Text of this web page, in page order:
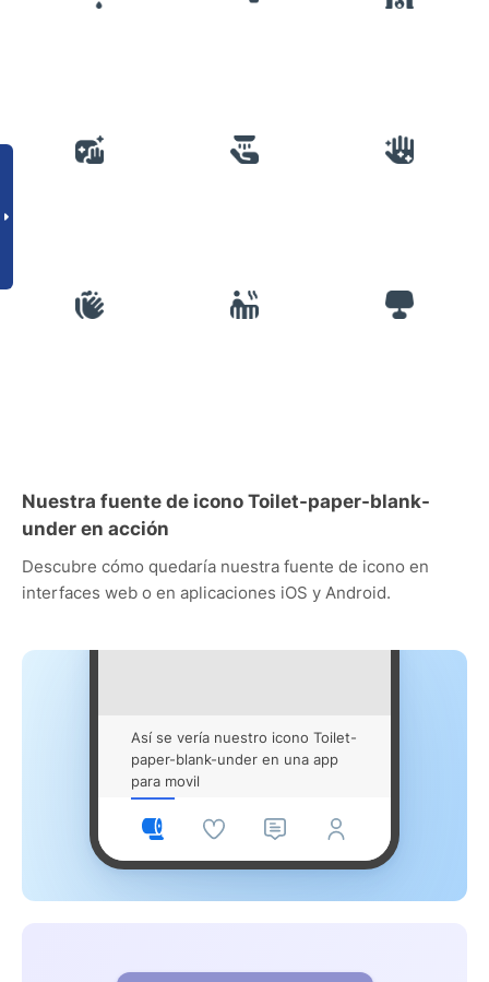
Nuestra fuente de icono Toilet-paper-blank-
under en acción
Descubre cómo quedaría nuestra fuente de icono en
interfaces web o en aplicaciones iOS y Android.
Así se vería nuestro icono Toilet-
paper-blank-under en una app
para movil